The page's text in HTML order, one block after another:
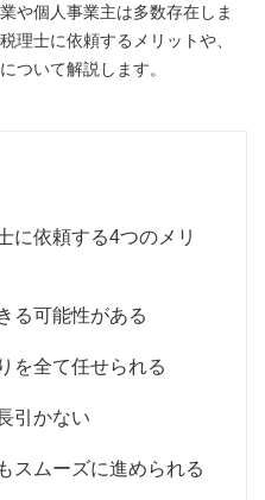
や個人事業主は多数存在しま
理士に依頼するメリットや、
ついて解説します。
に依頼する4つのメリ
る可能性がある
を全て任せられる
引かない
スムーズに進められる